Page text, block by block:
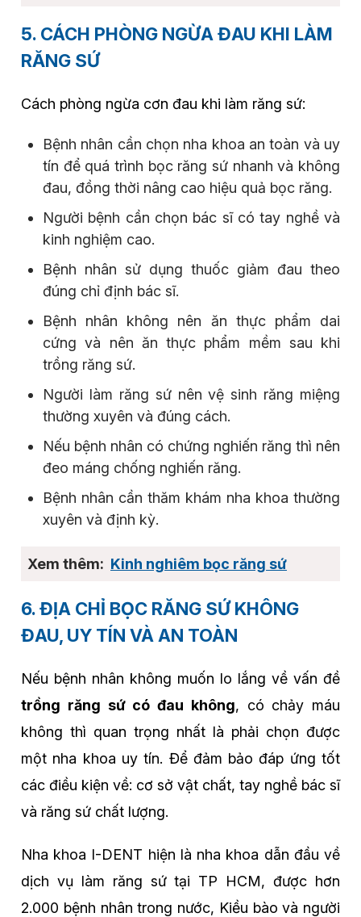
5. CÁCH PHÒNG NGỪA ĐAU KHI LÀM
RĂNG SỨ
Cách phòng ngừa cơn đau khi làm răng sứ:
Bệnh nhân cần chọn nha khoa an toàn và uy
tín để quá trình bọc răng sứ nhanh và không
đau, đồng thời nâng cao hiệu quả bọc răng.
Người bệnh cần chọn bác sĩ có tay nghề và
kinh nghiệm cao.
Bệnh nhân sử dụng thuốc giảm đau theo
đúng chỉ định bác sĩ.
Bệnh nhân không nên ăn thực phẩm dai
cứng và nên ăn thực phẩm mềm sau khi
trồng răng sứ.
Người làm răng sứ nên vệ sinh răng miệng
thường xuyên và đúng cách.
Nếu bệnh nhân có chứng nghiến răng thì nên
đeo máng chống nghiến răng.
Bệnh nhân cần thăm khám nha khoa thường
xuyên và định kỳ.
Kinh nghiêm bọc răng sứ
6. ĐỊA CHỈ BỌC RĂNG SỨ KHÔNG
ĐAU, UY TÍN VÀ AN TOÀN
Nếu bệnh nhân không muốn lo lắng về vấn đề
trồng răng sứ có đau không, có chảy máu
không thì quan trọng nhất là phải chọn được
một nha khoa uy tín. Để đảm bảo đáp ứng tốt
các điều kiện về: cơ sở vật chất, tay nghề bác sĩ
và răng sứ chất lượng.
Nha khoa I-DENT hiện là nha khoa dẫn đầu về
dịch vụ làm răng sứ tại TP HCM, được hơn
2.000 bệnh nhân trong nước, Kiều bào và người